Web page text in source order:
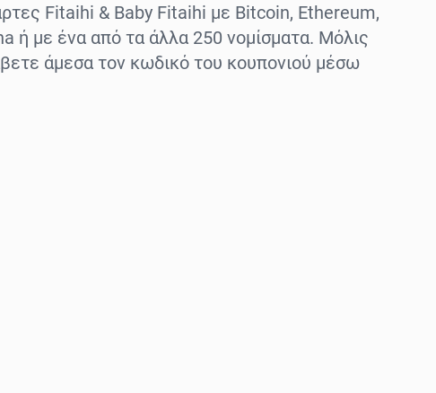
Fitaihi & Baby Fitaihi με Bitcoin, Ethereum,
ή με ένα από τα άλλα 250 νομίσματα. Μόλις
άμεσα τον κωδικό του κουπονιού μέσω